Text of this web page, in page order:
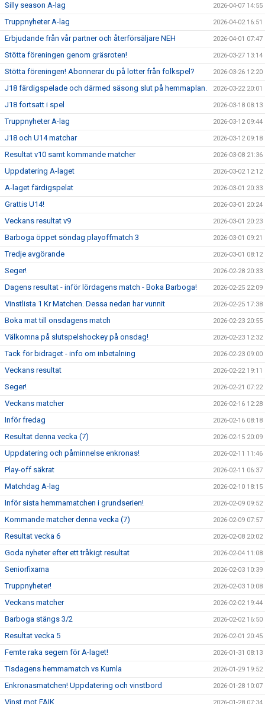
Silly season A-lag 2026-04-07 14:55
Truppnyheter A-lag 2026-04-02 16:51
Erbjudande från vår partner och återförsäljare NEH 2026-04-01 07:47
Stötta föreningen genom gräsroten! 2026-03-27 13:14
Stötta föreningen! Abonnerar du på lotter från folkspel? 2026-03-26 12:20
J18 färdigspelade och därmed säsong slut på hemmaplan. 2026-03-22 20:01
J18 fortsatt i spel 2026-03-18 08:13
Truppnyheter A-lag 2026-03-12 09:44
J18 och U14 matchar 2026-03-12 09:18
Resultat v10 samt kommande matcher 2026-03-08 21:36
Uppdatering A-laget 2026-03-02 12:12
A-laget färdigspelat 2026-03-01 20:33
Grattis U14! 2026-03-01 20:24
Veckans resultat v9 2026-03-01 20:23
Barboga öppet söndag playoffmatch 3 2026-03-01 09:21
Tredje avgörande 2026-03-01 08:12
Seger! 2026-02-28 20:33
Dagens resultat - inför lördagens match - Boka Barboga! 2026-02-25 22:09
Vinstlista 1 Kr Matchen. Dessa nedan har vunnit 2026-02-25 17:38
Boka mat till onsdagens match 2026-02-23 20:55
Välkomna på slutspelshockey på onsdag! 2026-02-23 12:32
Tack för bidraget - info om inbetalning 2026-02-23 09:00
Veckans resultat 2026-02-22 19:11
Seger! 2026-02-21 07:22
Veckans matcher 2026-02-16 12:28
Inför fredag 2026-02-16 08:18
Resultat denna vecka (7) 2026-02-15 20:09
Uppdatering och påminnelse enkronas! 2026-02-11 11:46
Play-off säkrat 2026-02-11 06:37
Matchdag A-lag 2026-02-10 18:15
Inför sista hemmamatchen i grundserien! 2026-02-09 09:52
Kommande matcher denna vecka (7) 2026-02-09 07:57
Resultat vecka 6 2026-02-08 20:02
Goda nyheter efter ett tråkigt resultat 2026-02-04 11:08
Seniorfixarna 2026-02-03 10:39
Truppnyheter! 2026-02-03 10:08
Veckans matcher 2026-02-02 19:44
Barboga stängs 3/2 2026-02-02 16:50
Resultat vecka 5 2026-02-01 20:45
Femte raka segern för A-laget! 2026-01-31 08:13
Tisdagens hemmamatch vs Kumla 2026-01-29 19:52
Enkronasmatchen! Uppdatering och vinstbord 2026-01-28 10:07
Vinst mot FAIK